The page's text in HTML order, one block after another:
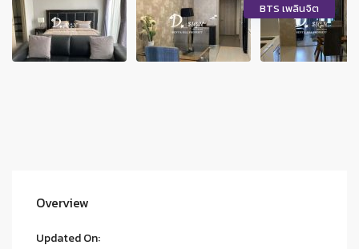
BTS เพลินจิต
Overview
Updated On: